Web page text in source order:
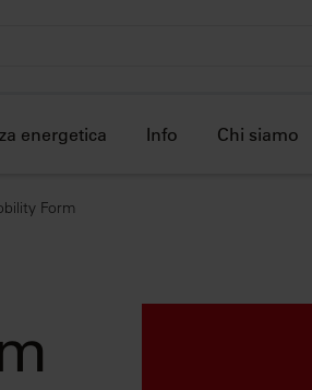
energetica Info Chi siamo
Form